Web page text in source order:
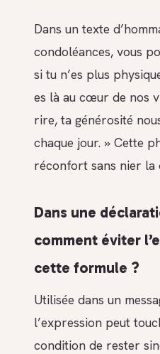
Dans un texte
condoléances, vous
si tu n’es plus
es là au cœur de nos
rire, ta générosité
chaque jour. » Cette
réconfort sans nier la
Dans une
comment éviter
cette formule ?
Utilisée dans un
l’expression peut
condition de rester